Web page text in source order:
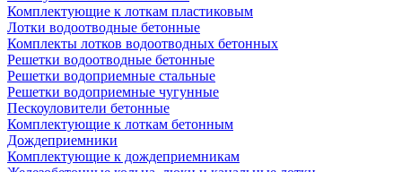
Комплектующие к лоткам пластиковым
Лотки водоотводные бетонные
Комплекты лотков водоотводных бетонных
Решетки водоотводные бетонные
Решетки водоприемные стальные
Решетки водоприемные чугунные
Пескоуловители бетонные
Комплектующие к лоткам бетонным
Дождеприемники
Комплектующие к дождеприемникам